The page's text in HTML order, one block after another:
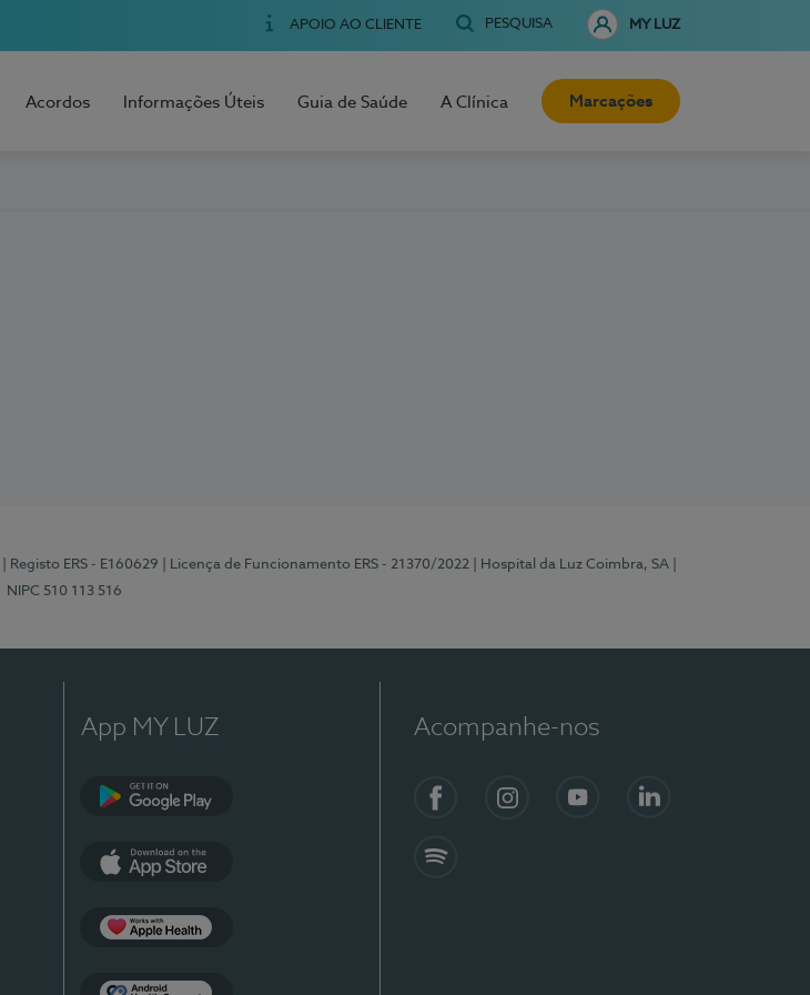
APOIO AO CLIENTE PESQUISA MY LUZ
Acordos Informações Úteis Guia de Saúde A Clínica Marcações
| Registo ERS - E160629 | Licença de Funcionamento ERS - 21370/2022 | Hospital da Luz Coimbra, SA
NIPC 510 113 516
App MY LUZ Acompanhe-nos